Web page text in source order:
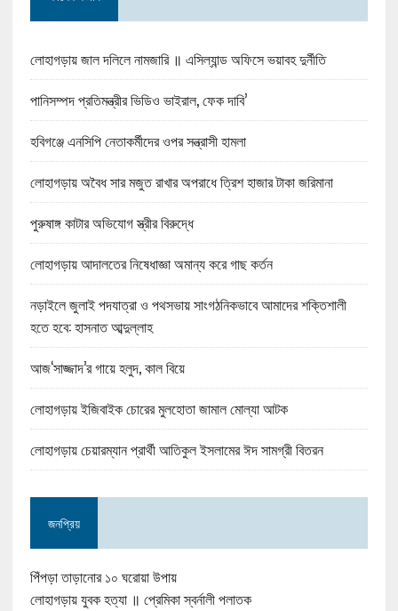
লোহাগড়ায় জাল দলিলে নামজারি ॥ এসিল্যান্ড অফিসে ভয়াবহ দুর্নীতি
পানিসম্পদ প্রতিমন্ত্রীর ভিডিও ভাইরাল, ফেক দাবি’
হবিগঞ্জে এনসিপি নেতাকর্মীদের ওপর সন্ত্রাসী হামলা
লোহাগড়ায় অবৈধ সার মজুত রাখার অপরাধে ত্রিশ হাজার টাকা জরিমানা
পুরুষাঙ্গ কাটার অভিযোগ স্ত্রীর বিরুদ্ধে
লোহাগড়ায় আদালতের নিষেধাজ্ঞা অমান্য করে গাছ কর্তন
নড়াইলে জুলাই পদযাত্রা ও পথসভায় সাংগঠনিকভাবে আমাদের শক্তিশালী
হতে হবে: হাসনাত আব্দুল্লাহ
আজ‘সাজ্জাদ’র গায়ে হলুদ, কাল বিয়ে
লোহাগড়ায় ইজিবাইক চোরের মুলহোতা জামাল মোল্যা আটক
লোহাগড়ায় চেয়ারম্যান প্রার্থী আতিকুল ইসলামের ঈদ সামগ্রী বিতরন
জনপ্রিয়
পিঁপড়া তাড়ানোর ১০ ঘরোয়া উপায়
লোহাগড়ায় যুবক হত্যা ॥ প্রেমিকা স্বর্নালী পলাতক